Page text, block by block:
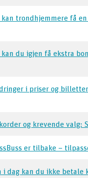
kan trondhjemmere få
kan du igjen få ekstra
i priser og
og krevende valg:
er tilbake –
i dag kan du ikke betale